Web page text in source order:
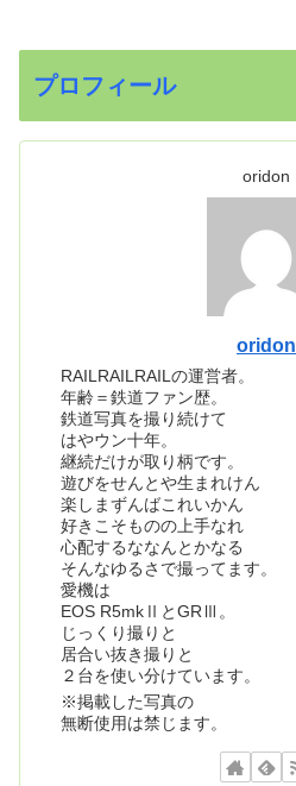
プロフィール
oridon
oridon
RAILRAILRAILの運営者。
年齢＝鉄道ファン歴。
鉄道写真を撮り続けて
はやウン十年。
継続だけが取り柄です。
遊びをせんとや生まれけん
楽しまずんばこれいかん
好きこそものの上手なれ
心配するななんとかなる
そんなゆるさで撮ってます。
愛機は
EOS R5mkⅡとGRⅢ。
じっくり撮りと
居合い抜き撮りと
２台を使い分けています。
※掲載した写真の
無断使用は禁じます。